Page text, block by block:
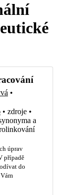
•
• zdroje •
a
úprav
případě
do
Vám